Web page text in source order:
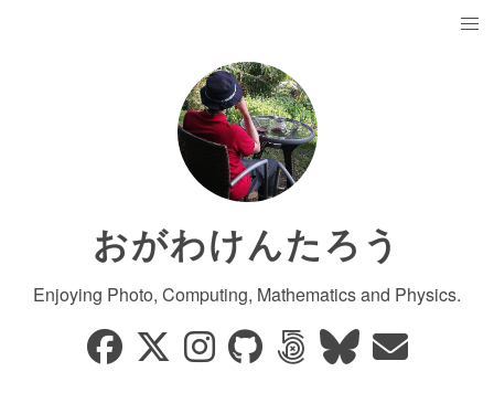
おがわけんたろう
Enjoying Photo, Computing, Mathematics and Physics.